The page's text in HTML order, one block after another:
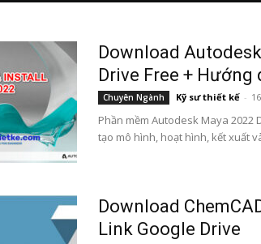
Download
Drive Free + Hướng
Chuyên Ngành Kỹ sư thiết kế -
Phần mềm Autodesk Maya 2022
tạo mô hình, hoạt hình, kết xuất
Download
Link Google Drive